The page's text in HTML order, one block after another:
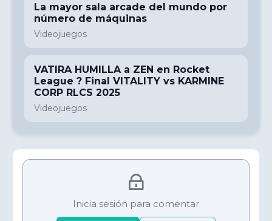
La mayor sala arcade del mundo por
número de máquinas
Videojuegos
VATIRA HUMILLA a ZEN en Rocket
League ? Final VITALITY vs KARMINE
CORP RLCS 2025
Videojuegos
Inicia sesión para comentar